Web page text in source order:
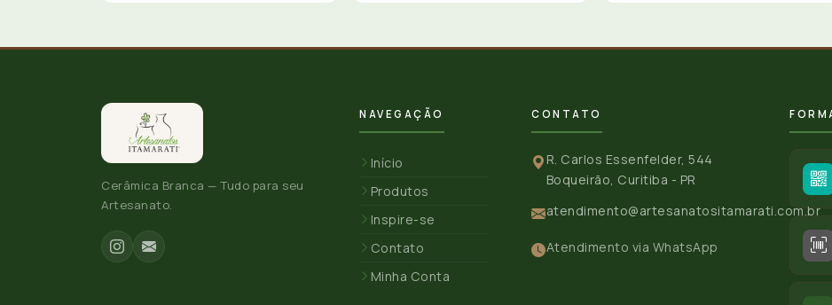
Cerâmica Branca — Tudo para seu
Artesanato.
NAVEGAÇÃO
Início
Produtos
Inspire-se
Contato
Minha Conta
CONTATO
R. Carlos Essenfelder, 544
Boqueirão, Curitiba - PR
atendimento@artesanatositamarati.com.br
Atendimento via WhatsApp